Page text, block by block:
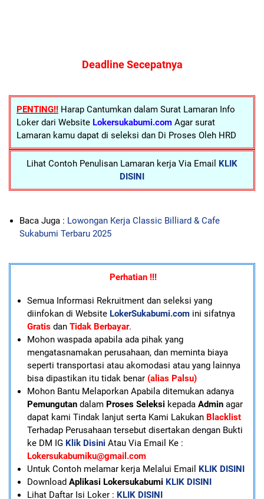
Deadline Secepatnya
PENTING!! Harap Cantumkan dalam Surat Lamaran Info
Loker dari Website Lokersukabumi.com Agar surat
Lamaran kamu dapat di seleksi dan Di Proses Oleh HRD
Lihat Contoh Penulisan Lamaran kerja Via Email KLIK
DISINI
Baca Juga : Lowongan Kerja Classic Billiard & Cafe
Sukabumi Terbaru 2025
Perhatian !!!
Semua Informasi Rekruitment dan seleksi yang
diinfokan di Website LokerSukabumi.comini sifatnya
Gratisdan Tidak Berbayar.
Mohon waspada apabila ada pihak yang
mengatasnamakan perusahaan, dan meminta biaya
seperti transportasi atau akomodasi atau yang lainnya
bisa dipastikan itu tidak benar (alias Palsu)
Mohon Bantu Melaporkan Apabila ditemukan adanya
Pemungutandalam Proses Seleksi kepada Adminagar
dapat kami Tindak lanjut serta Kami LakukanBlacklist
Terhadap Perusahaan tersebut disertakan dengan Bukti
ke DM IG Klik Disini Atau Via Email Ke :
Lokersukabumiku@gmail.com
Untuk Contoh melamar kerja Melalui Email KLIK DISINI
Download Aplikasi Lokersukabumi KLIK DISINI
Lihat Daftar Isi Loker : KLIK DISINI